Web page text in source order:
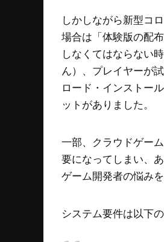
しかしながら新型コ
場合は「体験版の配
しなくてはならない
ん）、プレイヤーが
ロード・インストー
ットがありました。
一部、クラウドゲー
要になってしまい、
ゲーム開発者の悩み
システム要件は以下の